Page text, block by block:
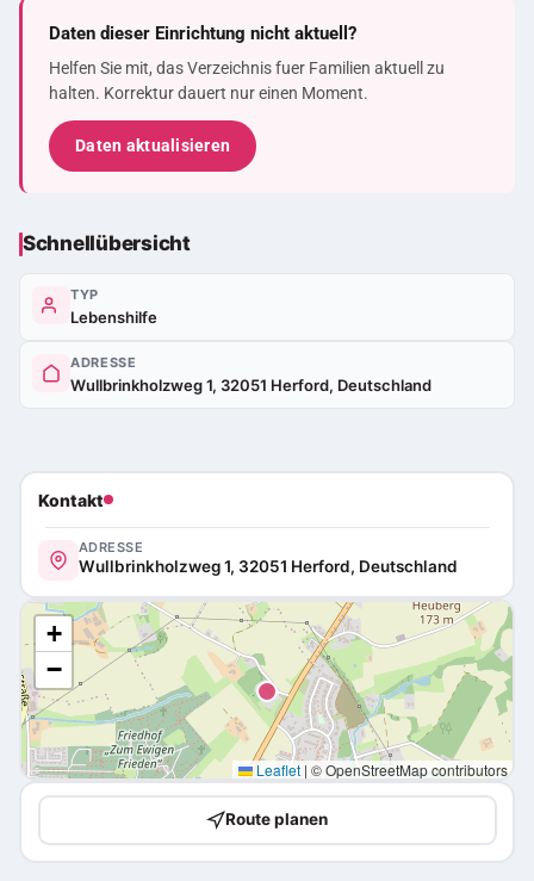
Daten dieser Einrichtung nicht aktuell?
Helfen Sie mit, das Verzeichnis fuer Familien aktuell zu
halten. Korrektur dauert nur einen Moment.
Daten aktualisieren
Schnellübersicht
TYP
Lebenshilfe
ADRESSE
Wullbrinkholzweg 1, 32051 Herford, Deutschland
Kontakt
ADRESSE
Wullbrinkholzweg 1, 32051 Herford, Deutschland
+
−
Leaflet | © OpenStreetMap contributors
Route planen